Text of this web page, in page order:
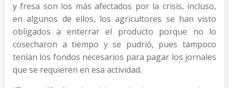
y fresa son los más afectados por la crisis, incluso,
en algunos de ellos, los agricultores se han visto
obligados a enterrar el producto porque no lo
cosecharon a tiempo y se pudrió, pues tampoco
tenían los fondos necesarios para pagar los jornales
que se requieren en esa actividad.